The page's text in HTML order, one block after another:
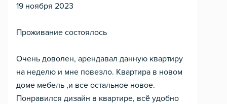
19 ноября 2023
Проживание состоялось
Очень доволен, арендавал данную квартиру
на неделю и мне повезло. Квартира в новом
доме мебель ,и все остальное новое.
Понравился дизайн в квартире, всё удобно